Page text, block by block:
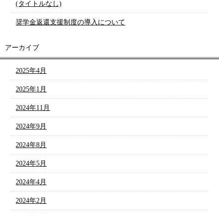
(タイトルなし)
奨学金返還支援制度の導入について
アーカイブ
2025年4月
2025年1月
2024年11月
2024年9月
2024年8月
2024年5月
2024年4月
2024年2月